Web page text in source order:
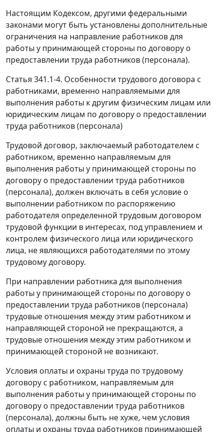
Настоящим Кодексом, другими федеральными
законами могут быть установлены дополнительные
ограничения на направление работников для
работы у принимающей стороны по договору о
предоставлении труда работников (персонала).
Статья 341.1-4. Особенности трудового договора с
работниками, временно направляемыми для
выполнения работы к другим физическим лицам или
юридическим лицам по договору о предоставлении
труда работников (персонала)
Трудовой договор, заключаемый работодателем с
работником, временно направляемым для
выполнения работы у принимающей стороны по
договору о предоставлении труда работников
(персонала), должен включать в себя условие о
выполнении работником по распоряжению
работодателя определенной трудовым договором
трудовой функции в интересах, под управлением и
контролем физического лица или юридического
лица, не являющихся работодателями по этому
трудовому договору.
При направлении работника для выполнения
работы у принимающей стороны по договору о
предоставлении труда работников (персонала)
трудовые отношения между этим работником и
направляющей стороной не прекращаются, а
трудовые отношения между этим работником и
принимающей стороной не возникают.
Условия оплаты и охраны труда по трудовому
договору с работником, направляемым для
выполнения работы у принимающей стороны по
договору о предоставлении труда работников
(персонала), должны быть не хуже, чем условия
оплаты и охраны труда работников принимающей